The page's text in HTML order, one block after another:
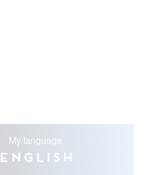
My language
English